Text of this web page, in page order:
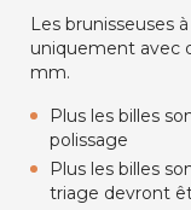
Les brunisseuses
uniquement avec
mm.
Plus les billes
polissage
Plus les billes
triage devront